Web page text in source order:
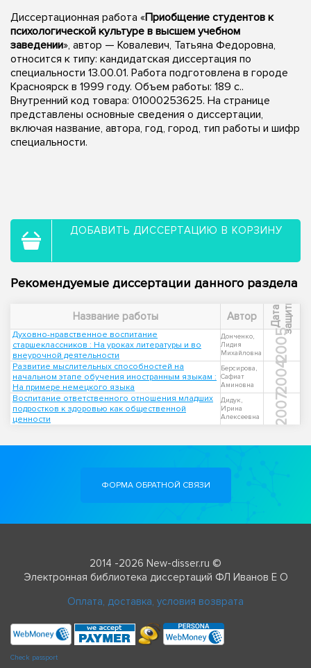
Диссертационная работа «Приобщение студентов к
психологической культуре в высшем учебном
заведении», автор — Ковалевич, Татьяна Федоровна,
относится к типу: кандидатская диссертация по
специальности 13.00.01. Работа подготовлена в городе
Красноярск в 1999 году. Объем работы: 189 с..
Внутренний код товара: 01000253625. На странице
представлены основные сведения о диссертации,
включая название, автора, год, город, тип работы и шифр
специальности.
ДОБАВИТЬ ДИССЕРТАЦИЮ В КОРЗИНУ
Рекомендуемые диссертации данного раздела
Название работы Автор Д
а
т
а
з
а
щ
и
т ы
Духовно-нравственное воспитание
старшеклассников : На уроках литературы и во
внеурочной деятельности
Донченко,
Лидия
Михайловна
2005
Развитие мыслительных способностей на
начальном этапе обучения иностранным языкам :
На примере немецкого языка
Берсирова,
Сафиат
Аминовна
2004
Воспитание ответственного отношения младших
подростков к здоровью как общественной
ценности
Дидук,
Ирина
Алексеевна
2007
ФОРМА ОБРАТНОЙ СВЯЗИ
2014 -2026 New-disser.ru ©
Электронная библиотека диссертаций ФЛ Иванов Е О
Оплата, доставка, условия возврата
Check passport